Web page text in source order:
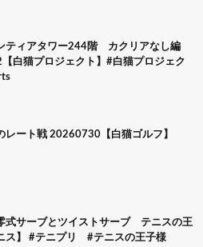
ティアタワー244階 カクリアなし編
白猫プロジェクト】#白猫プロジェク
レート戦 20260730【白猫ゴルフ】
式サーブとツイストサーブ テニスの王
ス】 #テニプリ #テニスの王子様